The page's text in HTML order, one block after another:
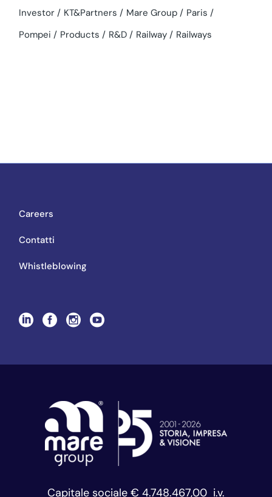
Investor
KT&Partners Mare Group
Paris
Pompei
Products R&D Railway Railways
Careers
Contatti
Whistleblowing
Capitale sociale € 4.748.467,00 i.v.